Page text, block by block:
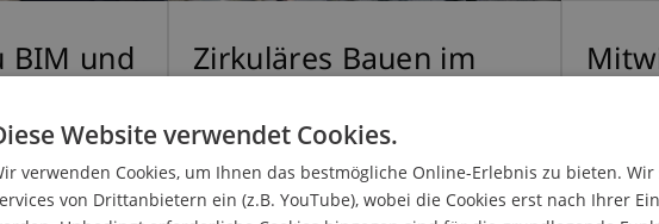
BIM und
Zirkuläres Bauen im
Barbara Buser zu Gast
in Schaan
Website verwendet Cookies.
verwenden Cookies, um Ihnen das bestmögliche Online-Erlebnis zu bieten.
von Drittanbietern ein (z.B. YouTube), wobei die Cookies erst nach Ihrer